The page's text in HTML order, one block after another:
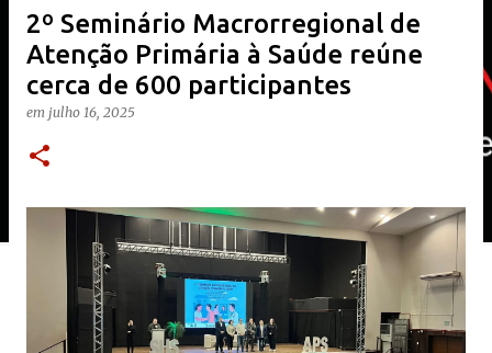
2º Seminário Macrorregional de
Atenção Primária à Saúde reúne
cerca de 600 participantes
em julho 16, 2025